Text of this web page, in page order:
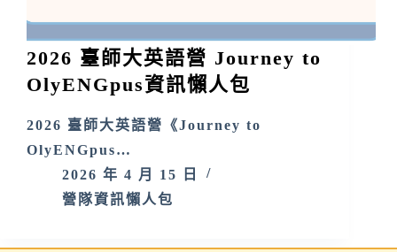
2026 臺師大英語營 Journey to
OlyENGpus資訊懶人包
2026 臺師大英語營《Journey to
OlyENGpus…
2026 年 4 月 15 日
營隊資訊懶人包